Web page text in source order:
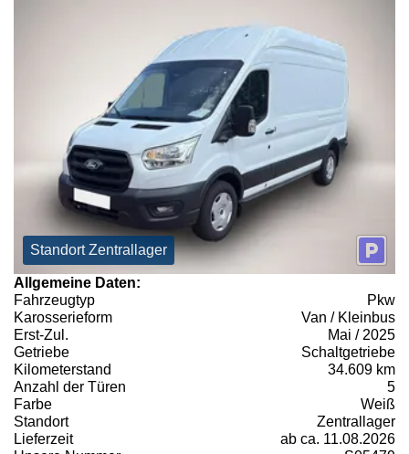
Standort Zentrallager
Allgemeine Daten:
Fahrzeugtyp
Pkw
Karosserieform
Van / Kleinbus
Erst-Zul.
Mai / 2025
Getriebe
Schaltgetriebe
Kilometerstand
34.609 km
Anzahl der Türen
5
Farbe
Weiß
Standort
Zentrallager
Lieferzeit
ab ca. 11.08.2026